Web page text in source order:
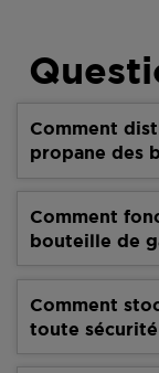
Comment
propane des
Comment
bouteille de
Comment
toute sécurité